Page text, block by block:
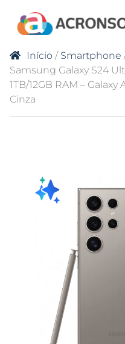
Início / Smartphone
Samsung Galaxy S24
1TB/12GB RAM – Galaxy
Cinza